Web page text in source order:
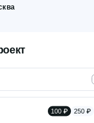
100 ₽ 250 ₽